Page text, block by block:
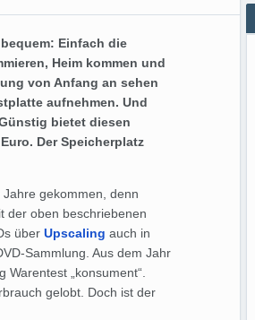
Einfach die
Heim kommen und
von Anfang an sehen
aufnehmen. Und
bietet diesen
Der Speicherplatz
gekommen, denn
der oben beschriebenen
über Upscaling auch in
Sammlung. Aus dem Jahr
„konsument“.
gelobt. Doch ist der